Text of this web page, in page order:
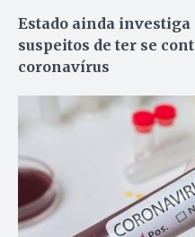
Estado ainda investiga
suspeitos de ter se
coronavírus